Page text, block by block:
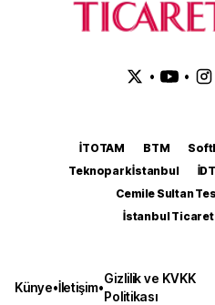
• •
İTOTAM BTM
Teknopark İstanbul
Cemile Sultan
İstanbul
Künye•İletişim•
Gizlilik ve KVKK
Politikası